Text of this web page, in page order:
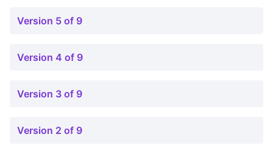
Version 5 of 9
Version 4 of 9
Version 3 of 9
Version 2 of 9